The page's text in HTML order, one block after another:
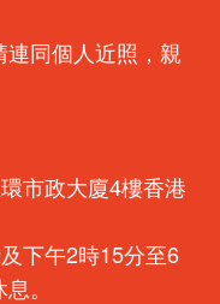
連同個人近照，親
市政大廈4樓香港
下午2時15分至6
。